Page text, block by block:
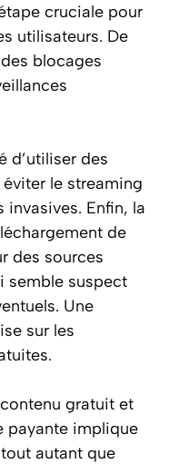
cruciale pour
utilisateurs. De
blocages
d’utiliser des
le streaming
Enfin, la
de
des sources
semble suspect
Une
sur les
gratuit et
payante implique
autant que